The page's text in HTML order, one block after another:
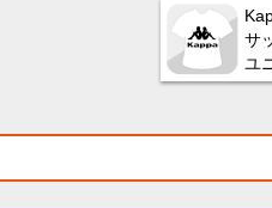
サ
ユ